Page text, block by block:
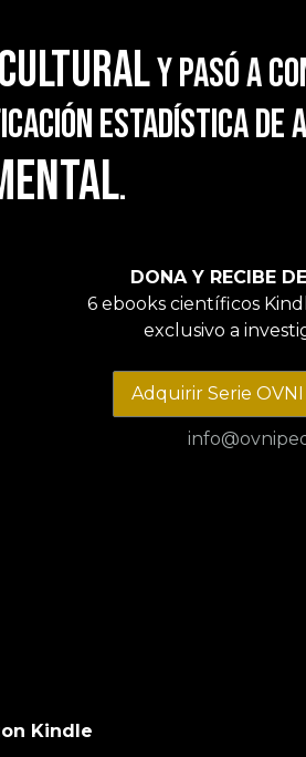
culturaly pasó a
estadística de
.
DONA Y RECIBE
6 ebooks científicos
exclusivo a
Adquirir Serie
Kindle